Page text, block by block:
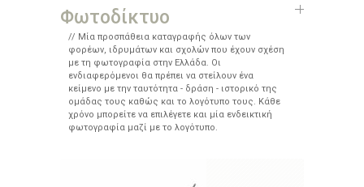
Φωτοδίκτυο
Μία προσπάθεια καταγραφής όλων των
φορέων, ιδρυμάτων και σχολών που έχουν σχέση
με τη φωτογραφία στην Ελλάδα. Οι
ενδιαφερόμενοι θα πρέπει να στείλουν ένα
κείμενο με την ταυτότητα - δράση - ιστορικό της
ομάδας τους καθώς και το λογότυπο τους. Κάθε
χρόνο μπορείτε να επιλέγετε και μία ενδεικτική
φωτογραφία μαζί με το λογότυπο.